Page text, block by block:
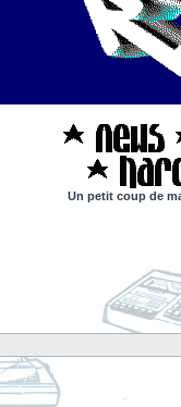
Un petit coup de